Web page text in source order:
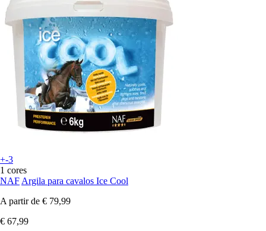
+-3
1 cores
NAF Argila para cavalos Ice Cool
A partir de € 79,99
€ 67,99